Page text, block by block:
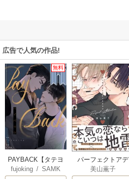
広告で人気の作品!
無料
PAYBACK【タテヨ
ミ】
fujoking /SAMK
パーフェクトアデ
ィクション
美山薫子